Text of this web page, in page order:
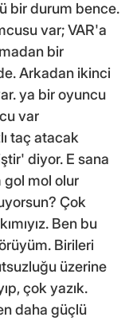
bir durum bence.
var; VAR'a
bir
Arkadan ikinci
ya bir oyuncu
var
taç atacak
diyor. E sana
gol mol olur
Çok
Ben bu
Birileri
üzerine
çok yazık.
daha güçlü